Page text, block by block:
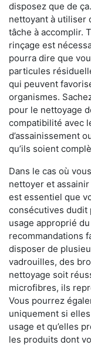
disposez que de
nettoyant à utiliser
tâche à accomplir.
rinçage est
pourra dire que
particules
qui peuvent
organismes.
pour le nettoyage
compatibilité avec
d’assainissement
qu’ils soient
Dans le cas où
nettoyer et
est essentiel que
consécutives dudit
usage approprié
recommandations
disposer de
vadrouilles, des
nettoyage soit
microfibres, ils
Vous pourrez
uniquement si
usage et qu’elles
les produits dont